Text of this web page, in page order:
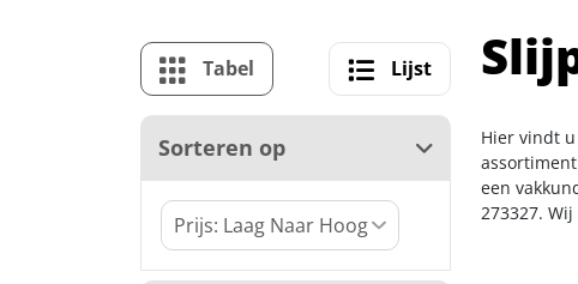
Tabel Lijst
Sorteren op
Hier vindt
een
273327.